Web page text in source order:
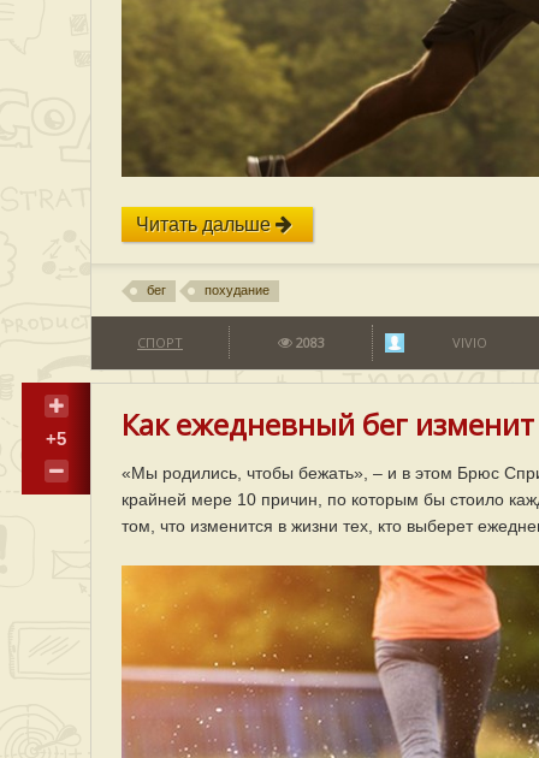
Читать дальше
бег похудание
СПОРТ 2083 VIVIO
+5 Как ежедневный бег
«Мы родились, чтобы бежать», – и в этом Брюс
крайней мере 10 причин, по которым бы стоило
том, что изменится в жизни тех, кто выберет